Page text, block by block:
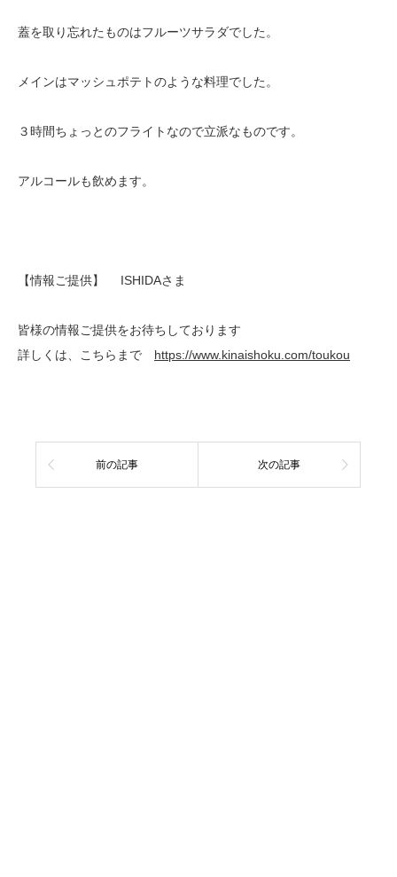
蓋を取り忘れたものはフルーツサラダでした。
メインはマッシュポテトのような料理でした。
３時間ちょっとのフライトなので立派なものです。
アルコールも飲めます。
【情報ご提供】 ISHIDAさま
皆様の情報ご提供をお待ちしております
詳しくは、こちらまで https://www.kinaishoku.com/toukou
前の記事 次の記事